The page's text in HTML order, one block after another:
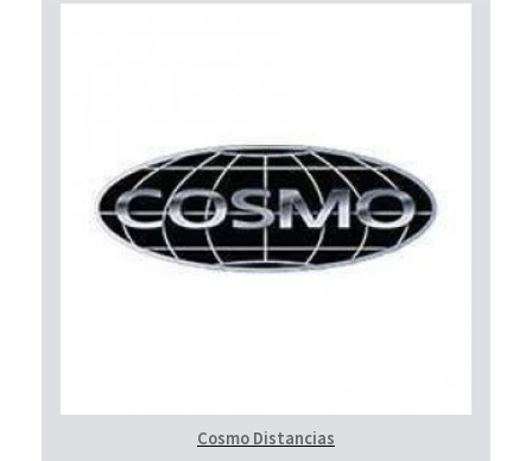
Cosmo Distancias